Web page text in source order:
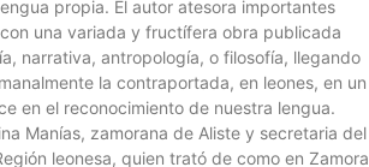
propia. El autor atesora importantes
una variada y fructífera obra publicada
narrativa, antropología, o filosofía, llegando
la contraportada, en leones, en un
en el reconocimiento de nuestra lengua.
Manías, zamorana de Aliste y secretaria del
leonesa, quien trató de como en Zamora